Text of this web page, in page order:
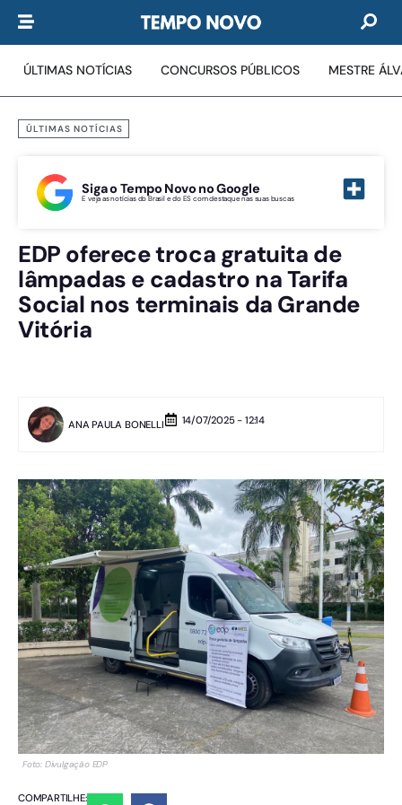
ÚLTIMAS NOTÍCIAS CONCURSOS PÚBLICOS MESTRE
ÚLTIMAS NOTÍCIAS
Siga o Tempo Novo no Google
E veja as notícias do Brasil e do ES com destaque nas suas buscas
EDP oferece troca gratuita de
lâmpadas e cadastro na Tarifa
Social nos terminais da Grande
Vitória
ANA PAULA BONELLI 14/07/2025 - 12:14
Foto: Divulgação EDP
COMPARTILHE: